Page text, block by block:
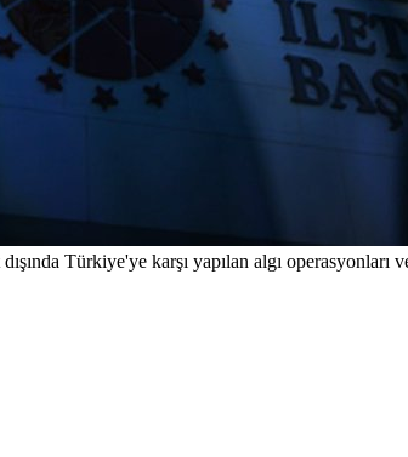
Türkiye'ye karşı yapılan algı operasyonları